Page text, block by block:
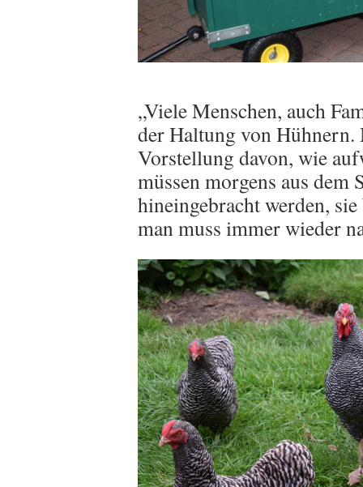
„Viele Menschen, auch
der Haltung von Hühnern.
Vorstellung davon, wie
müssen morgens aus dem
hineingebracht werden,
man muss immer wieder